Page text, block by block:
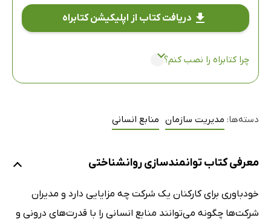
دریافت کتاب از اپلیکیشن کتابراه
چرا کتابراه را نصب کنم؟
دسته‌ها: مدیریت سازمان منابع انسانی
معرفی کتاب توانمندسازی روانشناختی
خودباوری برای کارکنان یک شرکت چه مزایایی دارد و مدیران
شرکت‌ها چگونه می‌توانند منابع انسانی را با قدرت‌های درونی و